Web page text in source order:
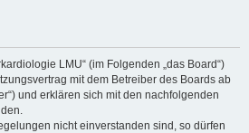
LMU“ (im Folgenden „das Board“)
mit dem Betreiber des Boards ab
und erklären sich mit den nachfolgenden
nicht einverstanden sind, so dürfen